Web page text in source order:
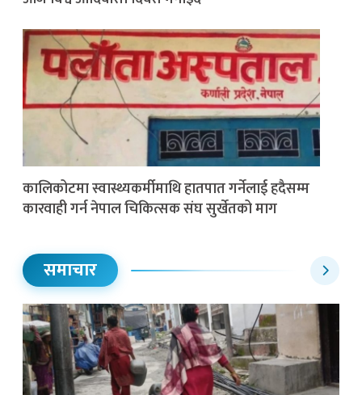
कालिकोटमा स्वास्थ्यकर्मीमाथि हातपात गर्नेलाई हदैसम्म
कारवाही गर्न नेपाल चिकित्सक संघ सुर्खेतको माग
समाचार